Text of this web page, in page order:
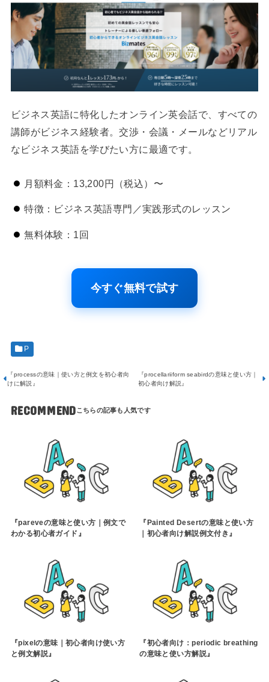
ビジネス英語に特化したオンライン英会話で、すべての
講師がビジネス経験者。交渉・会議・メールなどリアル
なビジネス英語を学びたい方に最適です。
月額料金：13,200円（税込）〜
特徴：ビジネス英語専門／実践形式のレッスン
無料体験：1回
今すぐ無料で試す
P
『processの意味｜使い方と例文を初心者向
けに解説』
『procellariiform seabirdの意味と使い方｜
初心者向け解説』
RECOMMEND
『pareveの意味と使い方｜例文で
わかる初心者ガイド』
『Painted Desertの意味と使い方
｜初心者向け解説例文付き』
『pixelの意味｜初心者向け使い方
と例文解説』
『初心者向け：periodic breathing
の意味と使い方解説』